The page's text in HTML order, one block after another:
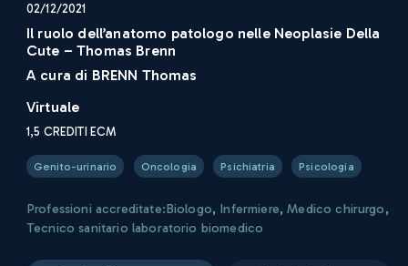
02/12/2021
Il ruolo dell’anatomo patologo nelle Neoplasie Della
Cute – Thomas Brenn
A cura di BRENN Thomas
Virtuale
1,5 CREDITI ECM
Genito-urinario Oncologia Psichiatria Psicologia
Professioni accreditate:Biologo, Infermiere,Medico chirurgo,
Tecnico sanitario laboratorio biomedico